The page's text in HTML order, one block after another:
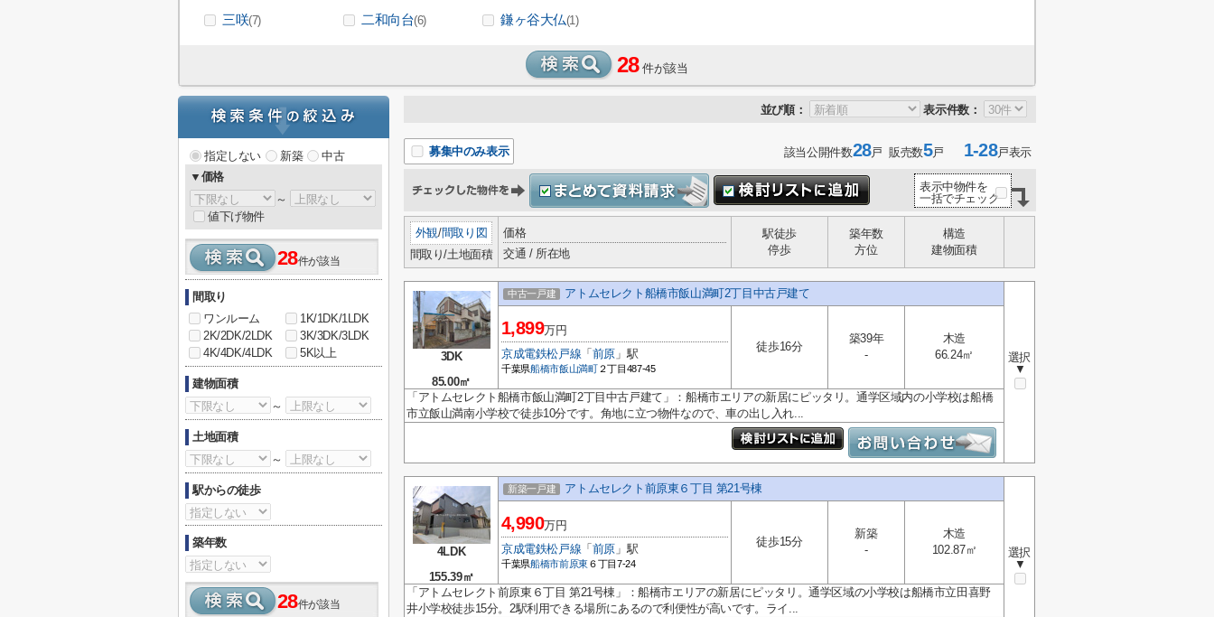
三咲(7) 二和向台(6) 鎌ヶ谷大仏(1)
28 件が該当
並び順： 表示件数：
募集中のみ表示 該当公開件数28戸 販売数5戸 1-28戸表示
表示中物件を
一括でチェック
外観/間取り図
間取り/土地面積
価格
交通 / 所在地
駅徒歩
停歩
築年数
方位
構造
建物面積
3DK
85.00㎡
中古一戸建 アトムセレクト船橋市飯山満町2丁目中古戸建て
選択
▼
1,899万円
京成電鉄松戸線 「 前原 」駅
千葉県船橋市飯山満町 ２丁目487-45
徒歩16分
築39年
-
木造
66.24㎡
「アトムセレクト船橋市飯山満町2丁目中古戸建て」：船橋市エリアの新居にピッタリ。通学区域内の小学校は船橋
市立飯山満南小学校で徒歩10分です。角地に立つ物件なので、車の出し入れ...
4LDK
155.39㎡
新築一戸建 アトムセレクト前原東６丁目 第21号棟
選択
▼
4,990万円
京成電鉄松戸線 「 前原 」駅
千葉県船橋市前原東６丁目7-24
徒歩15分
新築
-
木造
102.87㎡
「アトムセレクト前原東６丁目 第21号棟」：船橋市エリアの新居にピッタリ。通学区域の小学校は船橋市立田喜野
井小学校徒歩15分。2駅利用できる場所にあるので利便性が高いです。ライ...
指定しない 新築
中古
▼価格
～
値下げ物件
28件が該当
間取り
ワンルーム
1K/1DK/1LDK
2K/2DK/2LDK
3K/3DK/3LDK
4K/4DK/4LDK
5K以上
建物面積
～
土地面積
～
駅からの徒歩
築年数
28件が該当